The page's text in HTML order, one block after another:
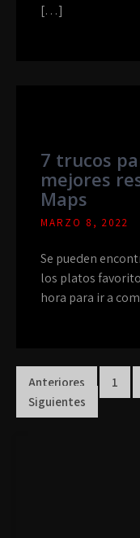
[…]
7 trucos
mejores
Maps
MARZO 8, 2022
Se pueden
los platos
hora para ir a
Anteriores 1
Siguientes